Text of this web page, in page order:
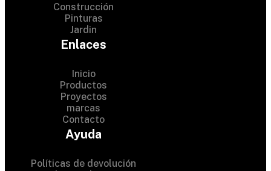
Construcción
Pinturas
Jardin
Enlaces
Inicio
Productos
Proyectos
marcas
Contacto
Ayuda
Políticas de devolución